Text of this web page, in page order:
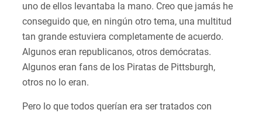
uno de ellos levantaba la mano. Creo que jamás he
conseguido que, en ningún otro tema, una multitud
tan grande estuviera completamente de acuerdo.
Algunos eran republicanos, otros demócratas.
Algunos eran fans de los Piratas de Pittsburgh,
otros no lo eran.
Pero lo que todos querían era ser tratados con